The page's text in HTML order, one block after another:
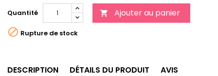
Quantité  Ajouter au panier
 Rupture de stock
DESCRIPTION DÉTAILS DU PRODUIT AVIS